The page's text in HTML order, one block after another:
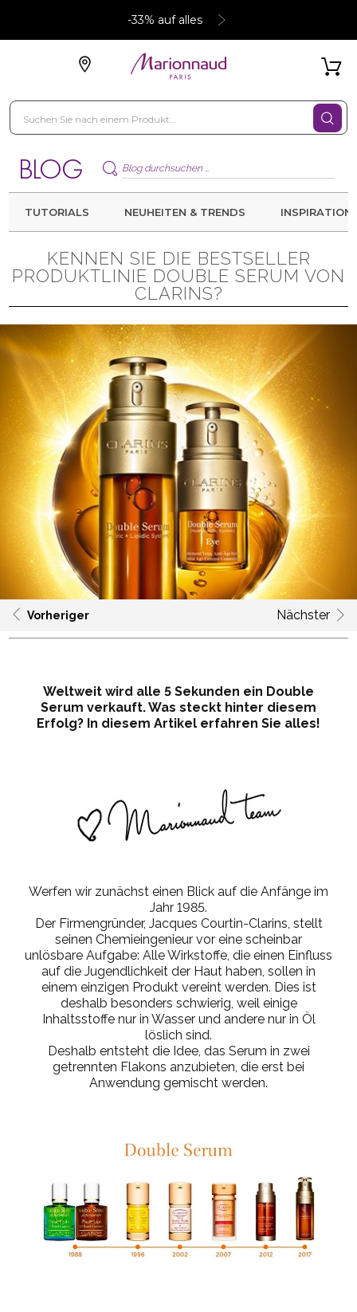
-33% auf alles
TUTORIALS NEUHEITEN & TRENDS INSPIRATION
KENNEN SIE DIE BESTSELLER
PRODUKTLINIE DOUBLE SERUM VON
CLARINS?
Vorheriger Nächster
Weltweit wird alle 5 Sekunden ein Double
Serum verkauft. Was steckt hinter diesem
Erfolg? In diesem Artikel erfahren Sie alles!
Werfen wir zunächst einen Blick auf die Anfänge im
Jahr 1985.
Der Firmengründer, Jacques Courtin-Clarins, stellt
seinen Chemieingenieur vor eine scheinbar
unlösbare Aufgabe: Alle Wirkstoffe, die einen Einfluss
auf die Jugendlichkeit der Haut haben, sollen in
einem einzigen Produkt vereint werden. Dies ist
deshalb besonders schwierig, weil einige
Inhaltsstoffe nur in Wasser und andere nur in Öl
löslich sind.
Deshalb entsteht die Idee, das Serum in zwei
getrennten Flakons anzubieten, die erst bei
Anwendung gemischt werden.